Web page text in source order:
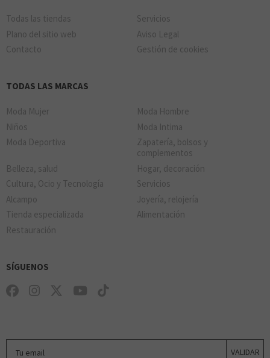
Todas las tiendas
Servicios
Plano del sitio web
Aviso Legal
Contacto
Gestión de cookies
TODAS LAS MARCAS
Moda Mujer
Moda Hombre
Niños
Moda Intima
Moda Deportiva
Zapatería, bolsos y
complementos
Belleza, salud
Hogar, decoración
Cultura, Ocio y Tecnología
Servicios
Alcampo
Joyería, relojería
Tienda especializada
Alimentación
Restauración
SÍGUENOS
VALIDAR